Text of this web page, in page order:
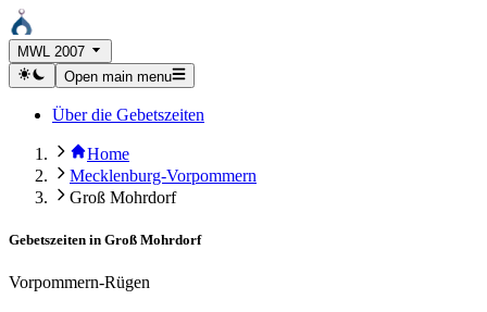
MWL 2007
Open main menu
Über die Gebetszeiten
Home
Mecklenburg-Vorpommern
Groß Mohrdorf
Gebetszeiten in Groß Mohrdorf
Vorpommern-Rügen